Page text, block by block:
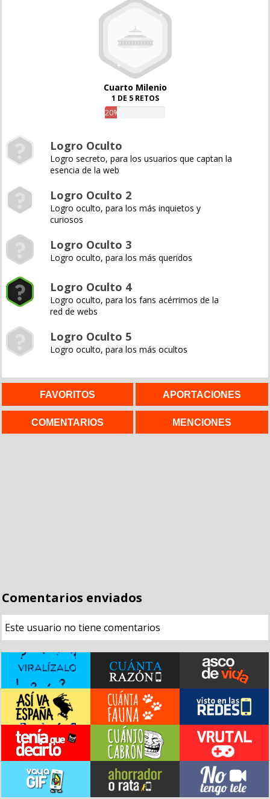
Cuarto Milenio
1 DE 5 RETOS
20%
Logro Oculto
Logro secreto, para los usuarios que captan la
esencia de la web
Logro Oculto 2
Logro oculto, para los más inquietos y
curiosos
Logro Oculto 3
Logro oculto, para los más queridos
Logro Oculto 4
Logro oculto, para los fans acérrimos de la
red de webs
Logro Oculto 5
Logro oculto, para los más ocultos
FAVORITOS APORTACIONES
COMENTARIOS MENCIONES
Comentarios enviados
Este usuario no tiene comentarios